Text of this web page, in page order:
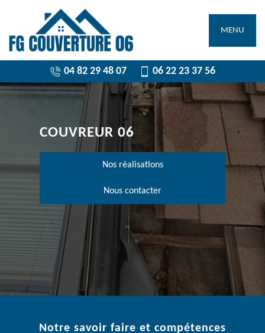
MENU
04 82 29 48 07 06 22 23 37 56
COUVREUR 06
Nos réalisations
Nous contacter
Notre savoir faire et compétences